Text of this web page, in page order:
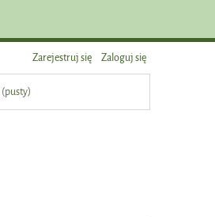
Zarejestruj się Zaloguj się
(pusty)